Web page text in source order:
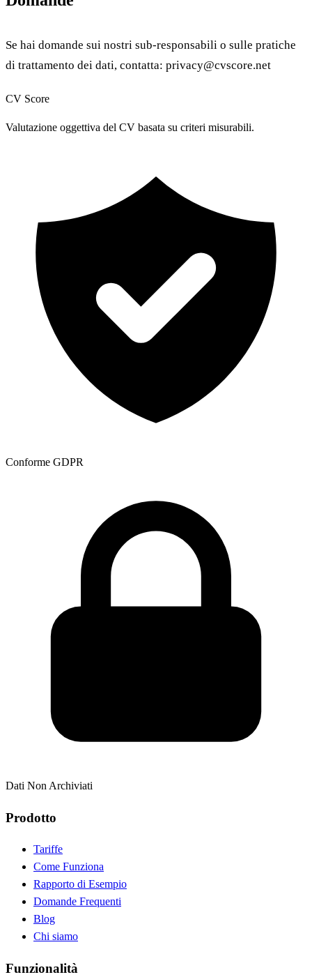
Se hai domande sui nostri sub-responsabili o sulle pratiche
di trattamento dei dati, contatta: privacy@cvscore.net
CV Score
Valutazione oggettiva del CV basata su criteri misurabili.
Conforme GDPR
Dati Non Archiviati
Prodotto
Tariffe
Come Funziona
Rapporto di Esempio
Domande Frequenti
Blog
Chi siamo
Funzionalità